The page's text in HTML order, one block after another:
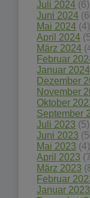
Juli 2024 (6)
Juni 2024
Mai 2024 (4)
April 2024
März 2024
Februar
Januar 2024
Dezember
November
Oktober
September
Juli 2023 (5)
Juni 2023
Mai 2023 (4)
April 2023
März 2023
Februar
Januar 2023